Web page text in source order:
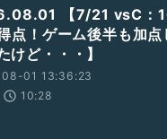
【7/21 vsC：
点！ゲーム後半も加点
けど・・・】
01 13:36:23
10:28